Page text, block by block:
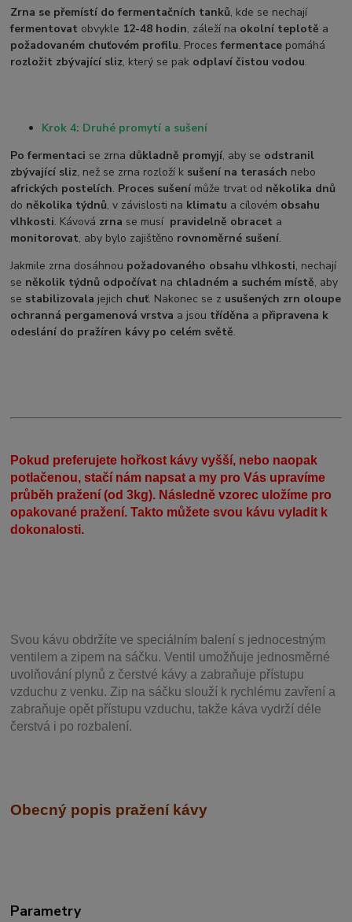
Zrna se přemístí do fermentačních tanků, kde se nechají
fermentovat obvykle 12-48 hodin, záleží na okolní teplotě a
požadovaném chuťovém profilu. Procesfermentace pomáhá
rozložit zbývající sliz, který se pak odplaví čistou vodou.
Krok 4: Druhé promytí a sušení
Po fermentaci se zrna důkladně promyjí, aby se odstranil
zbývající sliz, než se zrna rozloží k sušení na terasách nebo
afrických postelích. Proces sušení může trvat od několika dnů
do několika týdnů, v závislosti na klimatu a cílovém obsahu
vlhkosti. Kávová zrna se musí pravidelně obracet a
monitorovat, aby bylo zajištěno rovnoměrné sušení.
Jakmile zrna dosáhnou požadovaného obsahu vlhkosti, nechají
se několik týdnů odpočívat na chladném a suchém místě, aby
se stabilizovala jejich chuť. Nakonec se z usušených zrn oloupe
ochranná pergamenová vrstva a jsou tříděna a připravena k
odeslání do pražíren kávy po celém světě.
Pokud preferujete hořkost kávy vyšší, nebo naopak
potlačenou, stačí nám napsat a my pro Vás upravíme
průběh pražení (od 3kg). Následně vzorec uložíme pro
opakované pražení. Takto můžete svou kávu vyladit k
dokonalosti.
Svou kávu obdržíte ve speciálním balení s jednocestným
ventilem a zipem na sáčku. Ventil umožňuje jednosměrné
uvolňování plynů z čerstvé kávy a zabraňuje přístupu
vzduchu z venku. Zip na sáčku slouží k rychlému zavření a
zabraňuje opět přístupu vzduchu, takže káva vydrží déle
čerstvá i po rozbalení.
Obecný popis pražení kávy
Parametry